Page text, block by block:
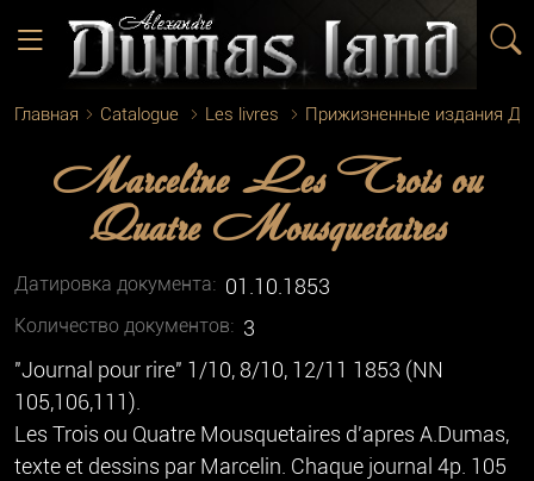
Главная Catalogue Les livres Прижизненные издания
Marceline Les Trois ou
Quatre Mousquetaires
Датировка документа: 01.10.1853
Количество документoв: 3
"Journal pour rire" 1/10, 8/10, 12/11 1853 (NN
105,106,111).
Les Trois ou Quatre Mousquetaires d'apres A.Dumas,
texte et dessins par Marcelin. Chaque journal 4p. 105